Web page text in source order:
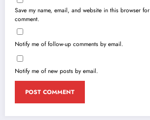
Save my name, email, and website in this browser
comment.
Notify me of follow-up comments by email.
Notify me of new posts by email.